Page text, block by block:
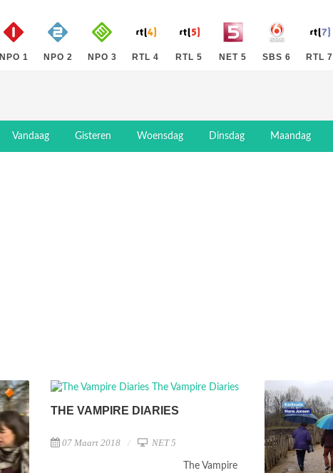
NPO 1 NPO 2 NPO 3 RTL 4 RTL 5 NET 5 SBS 6 RTL 7
Vandaag Gisteren Woensdag Dinsdag Maandag
THE VAMPIRE DIARIES
07 Maart 2018 NET 5
The Vampire